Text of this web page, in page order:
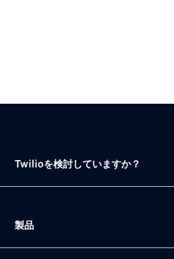
Twilioを検討していますか？
製品